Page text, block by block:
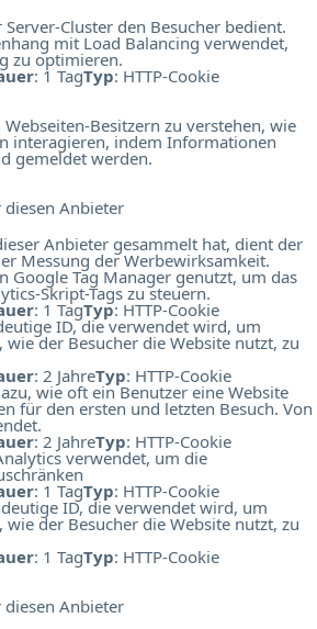
Cluster den Besucher bedient.
mit Load Balancing verwendet,
zu optimieren.
: 1 TagTyp: HTTP-Cookie
Besitzern zu verstehen, wie
interagieren, indem Informationen
gemeldet werden.
diesen Anbieter
Anbieter gesammelt hat, dient der
Messung der Werbewirksamkeit.
Google Tag Manager genutzt, um das
Skript-Tags zu steuern.
: 1 TagTyp: HTTP-Cookie
ID, die verwendet wird, um
wie der Besucher die Website nutzt, zu
: 2 JahreTyp: HTTP-Cookie
wie oft ein Benutzer eine Website
für den ersten und letzten Besuch. Von
: 2 JahreTyp: HTTP-Cookie
verwendet, um die
: 1 TagTyp: HTTP-Cookie
ID, die verwendet wird, um
wie der Besucher die Website nutzt, zu
: 1 TagTyp: HTTP-Cookie
diesen Anbieter